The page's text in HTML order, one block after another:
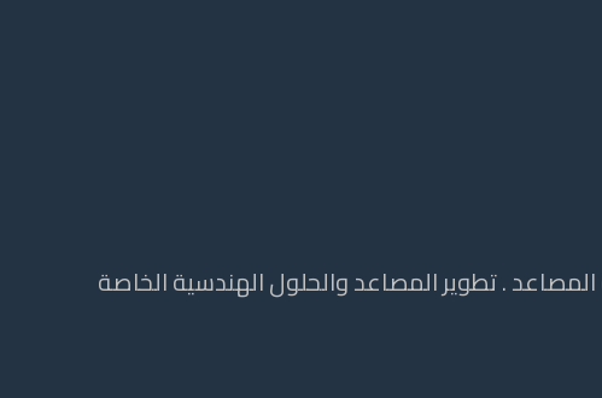
. تطوير المصاعد والحلول الهندسية الخاصة